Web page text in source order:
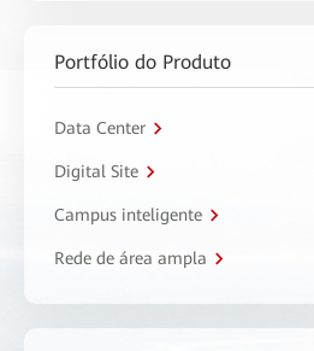
Portfólio do Produto
Data Center
Digital Site
Campus inteligente
Rede de área ampla